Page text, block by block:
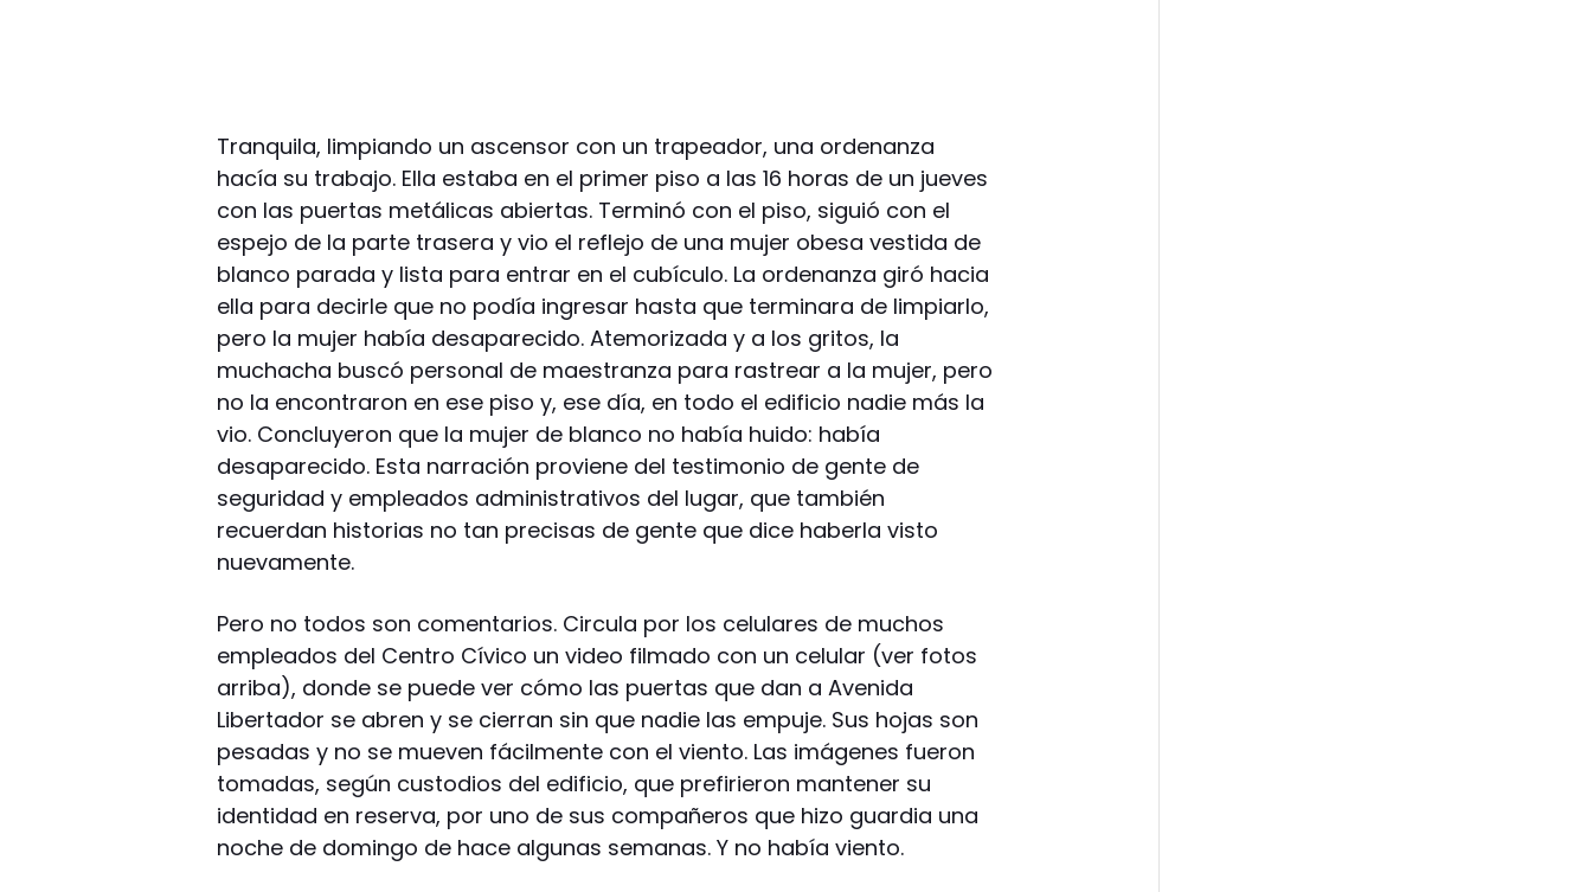
Tranquila, limpiando un ascensor con un trapeador, una ordenanza
hacía su trabajo. Ella estaba en el primer piso a las 16 horas de un jueves
con las puertas metálicas abiertas. Terminó con el piso, siguió con el
espejo de la parte trasera y vio el reflejo de una mujer obesa vestida de
blanco parada y lista para entrar en el cubículo. La ordenanza giró hacia
ella para decirle que no podía ingresar hasta que terminara de limpiarlo,
pero la mujer había desaparecido. Atemorizada y a los gritos, la
muchacha buscó personal de maestranza para rastrear a la mujer, pero
no la encontraron en ese piso y, ese día, en todo el edificio nadie más la
vio. Concluyeron que la mujer de blanco no había huido: había
desaparecido. Esta narración proviene del testimonio de gente de
seguridad y empleados administrativos del lugar, que también
recuerdan historias no tan precisas de gente que dice haberla visto
nuevamente.
Pero no todos son comentarios. Circula por los celulares de muchos
empleados del Centro Cívico un video filmado con un celular (ver fotos
arriba), donde se puede ver cómo las puertas que dan a Avenida
Libertador se abren y se cierran sin que nadie las empuje. Sus hojas son
pesadas y no se mueven fácilmente con el viento. Las imágenes fueron
tomadas, según custodios del edificio, que prefirieron mantener su
identidad en reserva, por uno de sus compañeros que hizo guardia una
noche de domingo de hace algunas semanas. Y no había viento.